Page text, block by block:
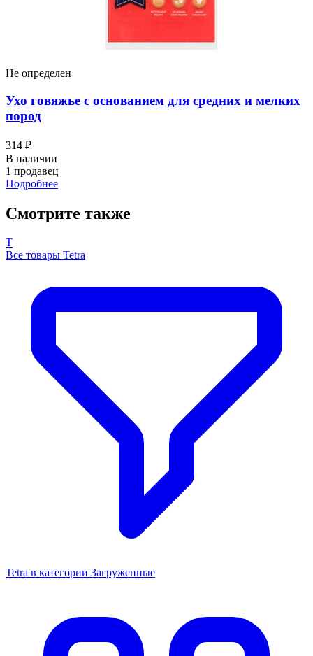
Не определен
Ухо говяжье с основанием для средних и мелких
пород
314 ₽
В наличии
1 продавец
Подробнее
Смотрите также
T
Все товары Tetra
Tetra в категории Загруженные